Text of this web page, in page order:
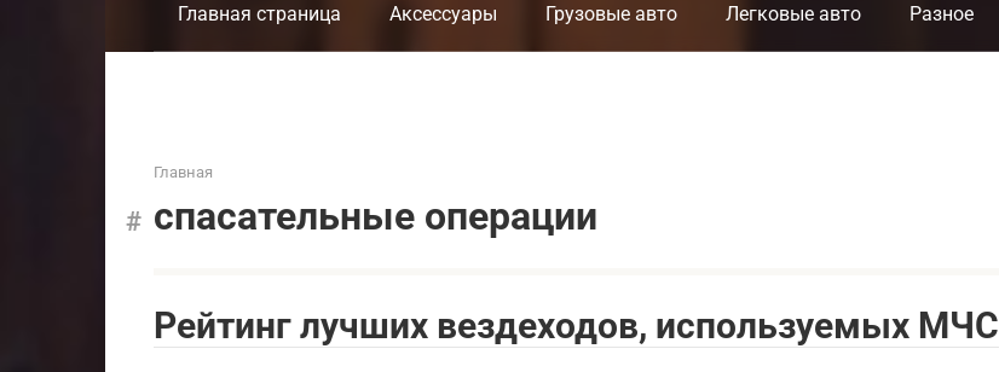
Главная страница Аксессуары Грузовые авто Легковые авто Разное
Главная
спасательные операции
Рейтинг лучших вездеходов, используемых МЧС